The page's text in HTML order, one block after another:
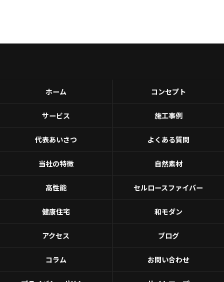
ホーム コンセプト
サービス 施工事例
代表あいさつ よくある質問
当社の特徴 自然素材
高性能 セルロースファイバー
健康住宅 和モダン
アクセス ブログ
コラム お問い合わせ